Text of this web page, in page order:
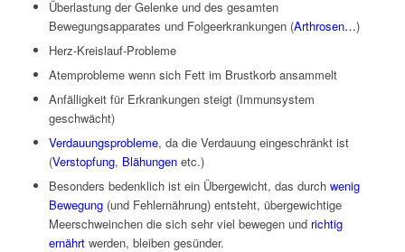
Überlastung der Gelenke und des gesamten
Bewegungsapparates und Folgeerkrankungen (Arthrosen…)
Herz-Kreislauf-Probleme
Atemprobleme wenn sich Fett im Brustkorb ansammelt
Anfälligkeit für Erkrankungen steigt (Immunsystem
geschwächt)
Verdauungsprobleme, da die Verdauung eingeschränkt ist
(Verstopfung, Blähungenetc.)
Besonders bedenklich ist ein Übergewicht, das durch wenig
Bewegung(und Fehlernährung) entsteht, übergewichtige
Meerschweinchen die sich sehr viel bewegen und richtig
ernährtwerden, bleiben gesünder.